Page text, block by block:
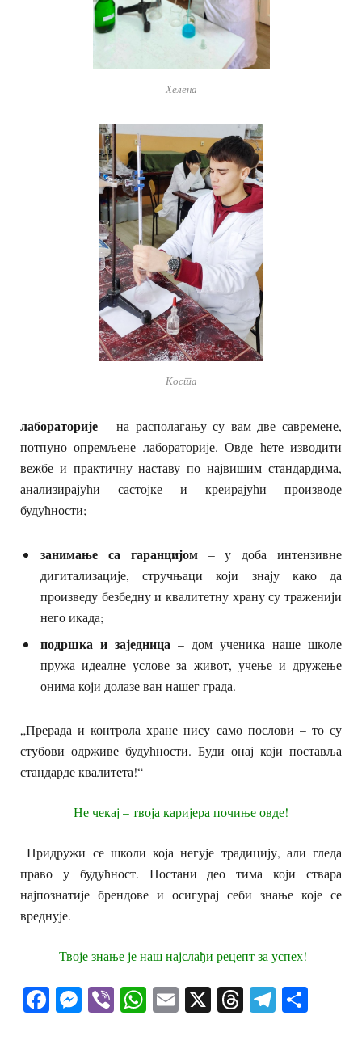
Хелена
Коста
лабораторије – на располагању су вам две савремене,
потпуно опремљене лабораторије. Овде ћете изводити
вежбе и практичну наставу по највишим стандардима,
анализирајући састојке и креирајући производе
будућности;
занимање са гаранцијом– у доба интензивне
дигитализације, стручњаци који знају како да
произведу безбедну и квалитетну храну су траженији
него икада;
подршка и заједница – дом ученика наше школе
пружа идеалне услове за живот, учење и дружење
онима који долазе ван нашег града.
​„Прерада и контрола хране нису само послови – то су
стубови одрживе будућности. Буди онај који поставља
стандарде квалитета!“
Не чекај – твоја каријера почиње овде!
Придружи се школи која негује традицију, али гледа
право у будућност. Постани део тима који ствара
најпознатије брендове и осигурај себи знање које се
вреднује.
Твоје знање је наш најслађи рецепт за успех!
Facebook
Messenger
ViberWhatsApp
Email
X Threads